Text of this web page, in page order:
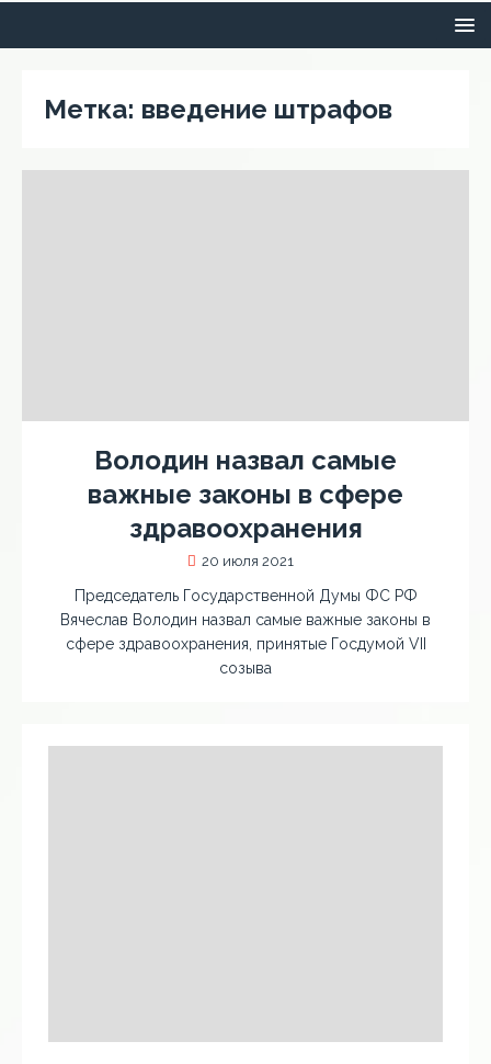
Метка: введение штрафов
Володин назвал самые
важные законы в сфере
здравоохранения
20 июля 2021
Председатель Государственной Думы ФС РФ
Вячеслав Володин назвал самые важные законы в
сфере здравоохранения, принятые Госдумой VII
созыва